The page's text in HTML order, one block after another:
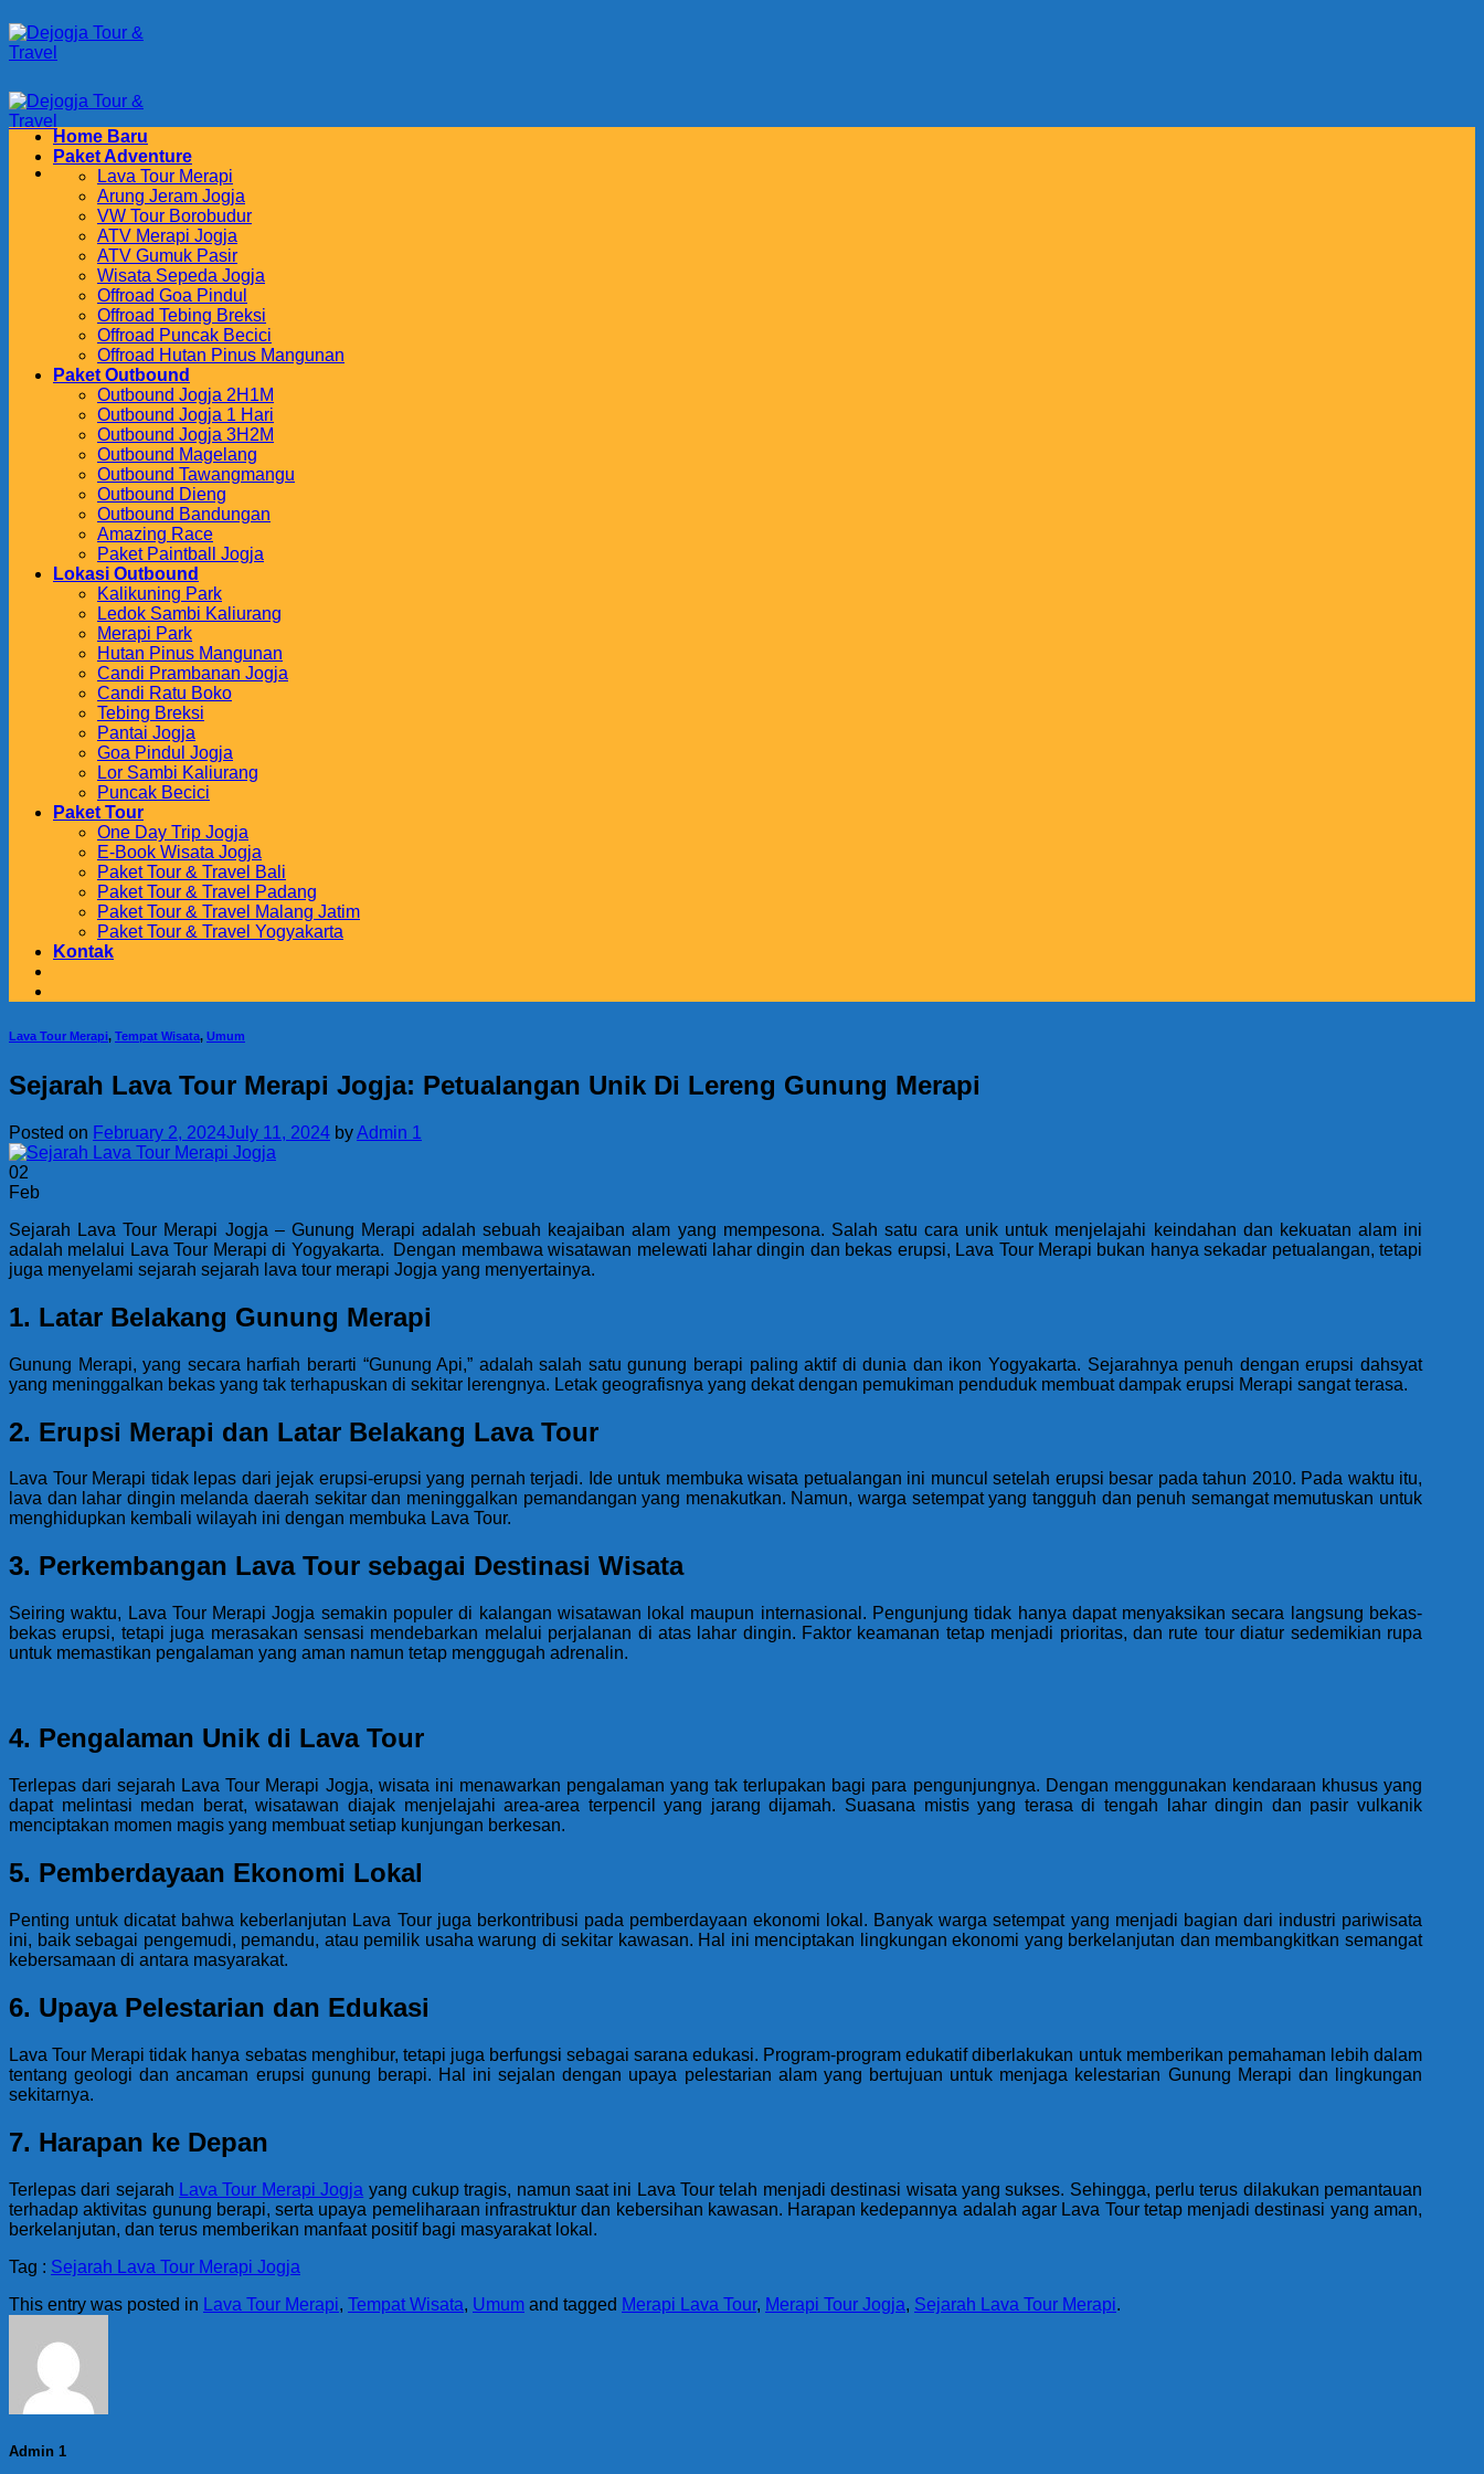
to
content
Home Baru
Paket Adventure
Lava Tour Merapi
Arung Jeram Jogja
VW Tour Borobudur
ATV Merapi Jogja
ATV Gumuk Pasir
Wisata Sepeda Jogja
Offroad Goa Pindul
Offroad Tebing Breksi
Offroad Puncak Becici
Offroad Hutan Pinus Mangunan
Paket Outbound
Outbound Jogja 2H1M
Outbound Jogja 1 Hari
Outbound Jogja 3H2M
Outbound Magelang
Outbound Tawangmangu
Outbound Dieng
Outbound Bandungan
Amazing Race
Paket Paintball Jogja
Lokasi Outbound
Kalikuning Park
Ledok Sambi Kaliurang
Merapi Park
Hutan Pinus Mangunan
Candi Prambanan Jogja
Candi Ratu Boko
Tebing Breksi
Pantai Jogja
Goa Pindul Jogja
Lor Sambi Kaliurang
Puncak Becici
Paket Tour
One Day Trip Jogja
E-Book Wisata Jogja
Paket Tour & Travel Bali
Paket Tour & Travel Padang
Paket Tour & Travel Malang Jatim
Paket Tour & Travel Yogyakarta
Kontak
Lava Tour Merapi, Tempat Wisata, Umum
Sejarah Lava Tour Merapi Jogja: Petualangan Unik Di Lereng Gunung Merapi
Posted on February 2, 2024July 11, 2024 byAdmin 1
02
Feb
Sejarah Lava Tour Merapi Jogja – Gunung Merapi adalah sebuah keajaiban alam yang mempesona. Salah satu cara unik untuk menjelajahi keindahan dan kekuatan alam ini
adalah melalui Lava Tour Merapi di Yogyakarta. Dengan membawa wisatawan melewati lahar dingin dan bekas erupsi, Lava Tour Merapi bukan hanya sekadar petualangan, tetapi
juga menyelami sejarah sejarah lava tour merapi Jogja yang menyertainya.
1. Latar Belakang Gunung Merapi
Gunung Merapi, yang secara harfiah berarti “Gunung Api,” adalah salah satu gunung berapi paling aktif di dunia dan ikon Yogyakarta. Sejarahnya penuh dengan erupsi dahsyat
yang meninggalkan bekas yang tak terhapuskan di sekitar lerengnya. Letak geografisnya yang dekat dengan pemukiman penduduk membuat dampak erupsi Merapi sangat terasa.
2. Erupsi Merapi dan Latar Belakang Lava Tour
Lava Tour Merapi tidak lepas dari jejak erupsi-erupsi yang pernah terjadi. Ide untuk membuka wisata petualangan ini muncul setelah erupsi besar pada tahun 2010. Pada waktu itu,
lava dan lahar dingin melanda daerah sekitar dan meninggalkan pemandangan yang menakutkan. Namun, warga setempat yang tangguh dan penuh semangat memutuskan untuk
menghidupkan kembali wilayah ini dengan membuka Lava Tour.
3. Perkembangan Lava Tour sebagai Destinasi Wisata
Seiring waktu, Lava Tour Merapi Jogja semakin populer di kalangan wisatawan lokal maupun internasional. Pengunjung tidak hanya dapat menyaksikan secara langsung bekas-
bekas erupsi, tetapi juga merasakan sensasi mendebarkan melalui perjalanan di atas lahar dingin. Faktor keamanan tetap menjadi prioritas, dan rute tour diatur sedemikian rupa
untuk memastikan pengalaman yang aman namun tetap menggugah adrenalin.
4. Pengalaman Unik di Lava Tour
Terlepas dari sejarah Lava Tour Merapi Jogja, wisata ini menawarkan pengalaman yang tak terlupakan bagi para pengunjungnya. Dengan menggunakan kendaraan khusus yang
dapat melintasi medan berat, wisatawan diajak menjelajahi area-area terpencil yang jarang dijamah. Suasana mistis yang terasa di tengah lahar dingin dan pasir vulkanik
menciptakan momen magis yang membuat setiap kunjungan berkesan.
5. Pemberdayaan Ekonomi Lokal
Penting untuk dicatat bahwa keberlanjutan Lava Tour juga berkontribusi pada pemberdayaan ekonomi lokal. Banyak warga setempat yang menjadi bagian dari industri pariwisata
ini, baik sebagai pengemudi, pemandu, atau pemilik usaha warung di sekitar kawasan. Hal ini menciptakan lingkungan ekonomi yang berkelanjutan dan membangkitkan semangat
kebersamaan di antara masyarakat.
6. Upaya Pelestarian dan Edukasi
Lava Tour Merapi tidak hanya sebatas menghibur, tetapi juga berfungsi sebagai sarana edukasi. Program-program edukatif diberlakukan untuk memberikan pemahaman lebih dalam
tentang geologi dan ancaman erupsi gunung berapi. Hal ini sejalan dengan upaya pelestarian alam yang bertujuan untuk menjaga kelestarian Gunung Merapi dan lingkungan
sekitarnya.
7. Harapan ke Depan
Terlepas dari sejarah Lava Tour Merapi Jogja yang cukup tragis, namun saat ini Lava Tour telah menjadi destinasi wisata yang sukses. Sehingga, perlu terus dilakukan pemantauan
terhadap aktivitas gunung berapi, serta upaya pemeliharaan infrastruktur dan kebersihan kawasan. Harapan kedepannya adalah agar Lava Tour tetap menjadi destinasi yang aman,
berkelanjutan, dan terus memberikan manfaat positif bagi masyarakat lokal.
Tag : Sejarah Lava Tour Merapi Jogja
This entry was posted in Lava Tour Merapi, Tempat Wisata, Umum and tagged Merapi Lava Tour, Merapi Tour Jogja, Sejarah Lava Tour Merapi.
Admin 1